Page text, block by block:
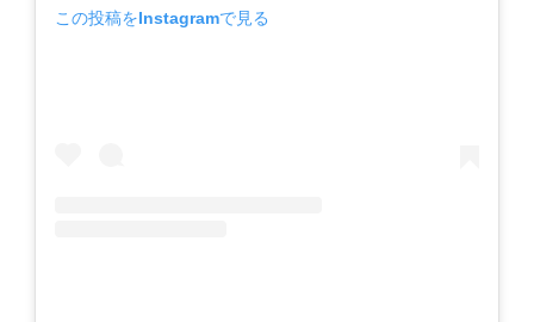
この投稿をInstagramで見る